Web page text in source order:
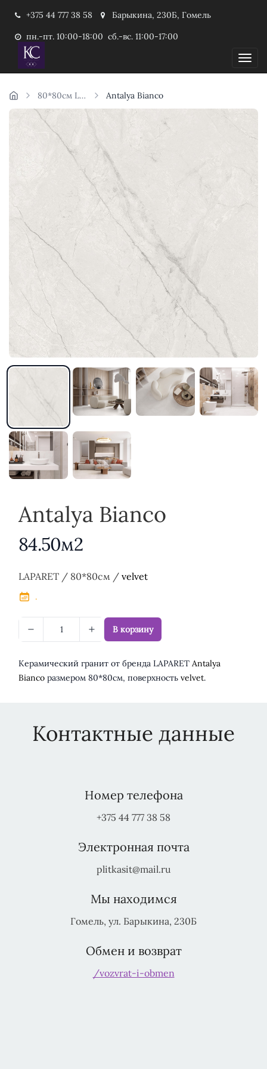
+375 44 777 38 58
Барыкина, 230Б, Гомель
пн.-пт. 10:00-18:00 сб.-вс. 11:00-17:00
80*80см Laparet Antalya Bianco
Antalya Bianco
84.50м2
Описание
LAPARET / 80*80см / velvet
.
В корзину
Керамический гранит от бренда LAPARET Antalya
Bianco размером 80*80см, поверхность velvet.
Контактные данные
Номер телефона
+375 44 777 38 58
Электронная почта
plitkasit@mail.ru
Мы находимся
Гомель, ул. Барыкина, 230Б
Обмен и возврат
/vozvrat-i-obmen